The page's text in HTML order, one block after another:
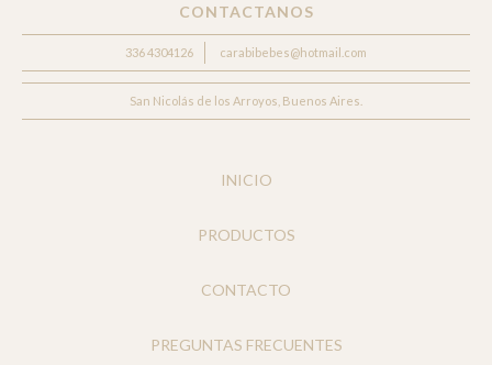
CONTACTANOS
336 4304126 carabibebes@hotmail.com
San Nicolás de los Arroyos, Buenos Aires.
INICIO
PRODUCTOS
CONTACTO
PREGUNTAS FRECUENTES